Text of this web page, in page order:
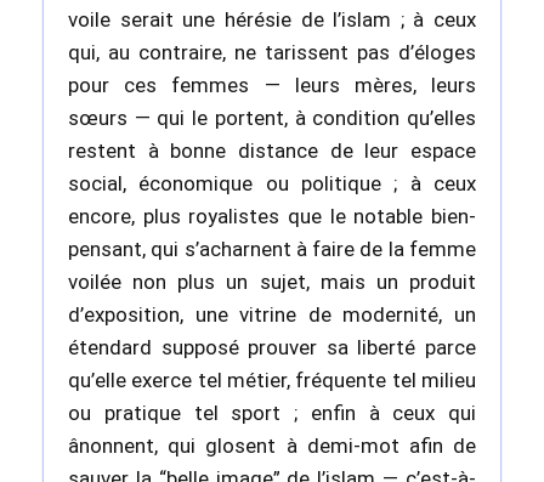
voile serait une hérésie de l’islam ; à ceux
qui, au contraire, ne tarissent pas d’éloges
pour ces femmes — leurs mères, leurs
sœurs — qui le portent, à condition qu’elles
restent à bonne distance de leur espace
social, économique ou politique ; à ceux
encore, plus royalistes que le notable bien-
pensant, qui s’acharnent à faire de la femme
voilée non plus un sujet, mais un produit
d’exposition, une vitrine de modernité, un
étendard supposé prouver sa liberté parce
qu’elle exerce tel métier, fréquente tel milieu
ou pratique tel sport ; enfin à ceux qui
ânonnent, qui glosent à demi-mot afin de